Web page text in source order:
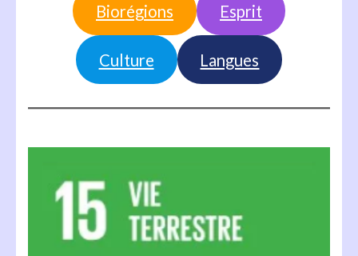
Biorégions Esprit
Culture Langues